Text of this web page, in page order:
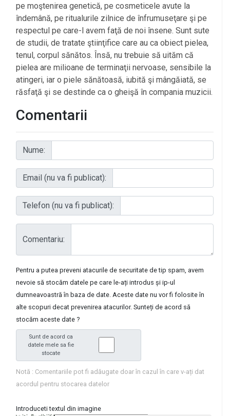
pe moştenirea genetică, pe cosmeticele avute la
îndemână, pe ritualurile zilnice de înfrumuseţare şi pe
respectul pe care-l avem faţă de noi însene. Sunt sute
de studii, de tratate ştiinţifice care au ca obiect pielea,
tenul, corpul sănătos. Însă, nu trebuie să uităm că
pielea are milioane de terminaţii nervoase, sensibile la
atingeri, iar o piele sănătoasă, iubită şi mângăiată, se
răsfaţă şi se destinde ca o gheişă în compania muzicii.
Comentarii
Nume:
Email (nu va fi publicat):
Telefon (nu va fi publicat):
Comentariu:
Pentru a putea preveni atacurile de securitate de tip spam, avem
nevoie să stocăm datele pe care le-ați introdus și ip-ul
dumneavoastră în baza de date. Aceste date nu vor fi folosite în
alte scopuri decat prevenirea atacurilor. Sunteți de acord să
stocăm aceste date ?
Sunt de acord ca
datele mele sa fie
stocate
Notă : Comentariile pot fi adăugate doar în cazul în care v-ați dat
acordul pentru stocarea datelor
Introduceti textul din imagine